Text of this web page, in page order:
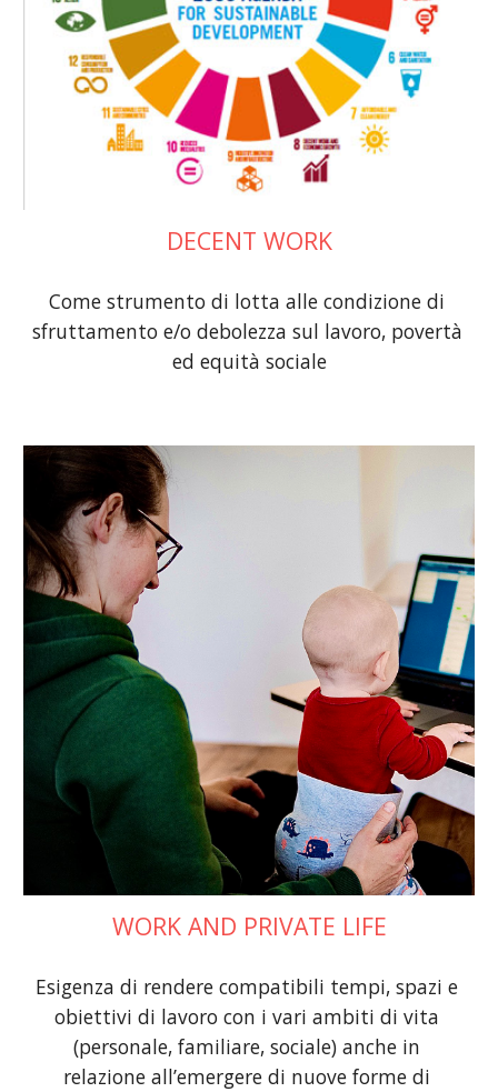
DECENT WORK
Come strumento di lotta alle condizione di
sfruttamento e/o debolezza sul lavoro, povertà
ed equità sociale
WORK AND PRIVATE LIFE
Esigenza di rendere compatibili tempi, spazi e
obiettivi di lavoro con i vari ambiti di vita
(personale, familiare, sociale) anche in
relazione all’emergere di nuove forme di